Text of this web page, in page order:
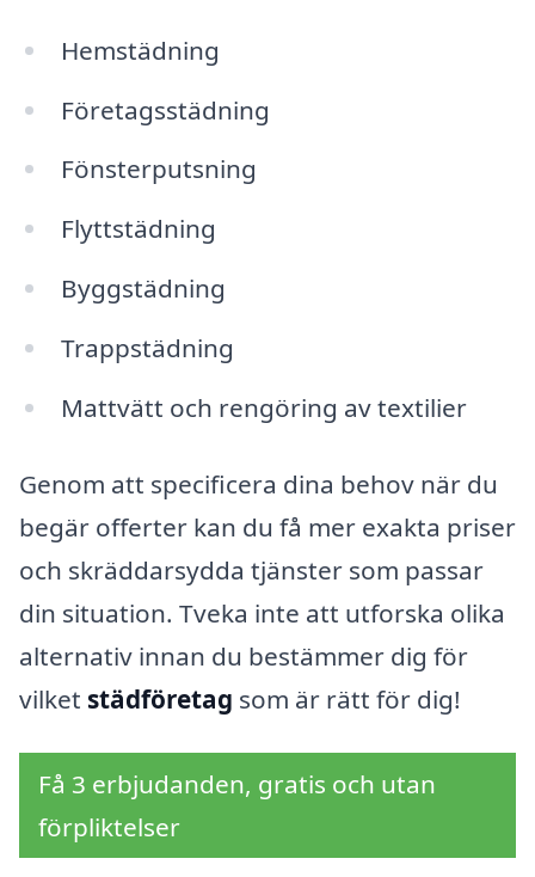
Hemstädning
Företagsstädning
Fönsterputsning
Flyttstädning
Byggstädning
Trappstädning
Mattvätt och rengöring av textilier
Genom att specificera dina behov när du
begär offerter kan du få mer exakta priser
och skräddarsydda tjänster som passar
din situation. Tveka inte att utforska olika
alternativ innan du bestämmer dig för
vilket städföretag som är rätt för dig!
Få 3 erbjudanden, gratis och utan
förpliktelser